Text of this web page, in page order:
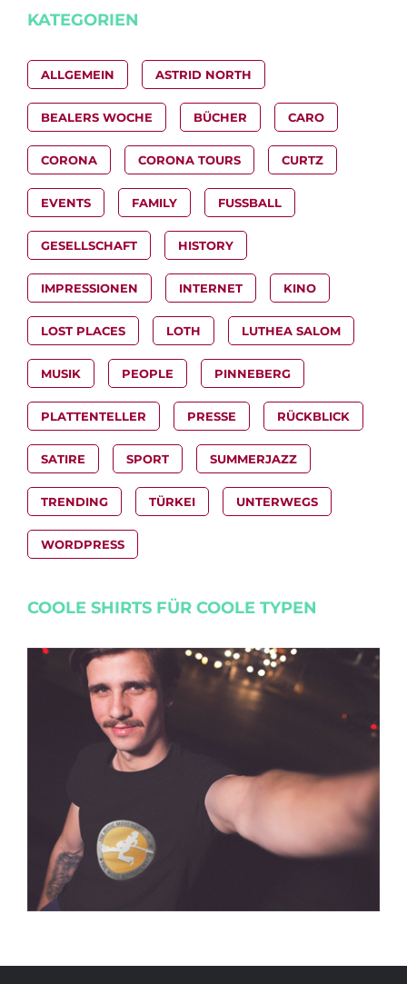
KATEGORIEN
ALLGEMEIN ASTRID NORTH
BEALERS WOCHE BÜCHER CARO
CORONA CORONA TOURS CURTZ
EVENTS FAMILY FUSSBALL
GESELLSCHAFT HISTORY
IMPRESSIONEN INTERNET KINO
LOST PLACES LOTH LUTHEA SALOM
MUSIK PEOPLE PINNEBERG
PLATTENTELLER PRESSE RÜCKBLICK
SATIRE SPORT SUMMERJAZZ
TRENDING TÜRKEI UNTERWEGS
WORDPRESS
COOLE SHIRTS FÜR COOLE TYPEN